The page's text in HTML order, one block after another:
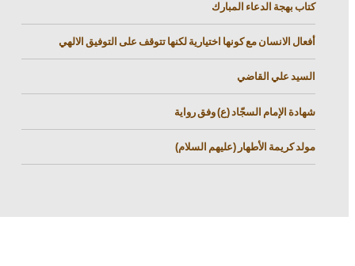
كتاب بهجة الدعاء المبارك
أفعال الانسان مع كونها اختيارية لكنها تتوقف على التوفيق الالهي
السيد علي القاضي
شهادة الإمام السجّاد (ع) وفق رواية
مولد كريمة الأطهار (عليهم السلام)